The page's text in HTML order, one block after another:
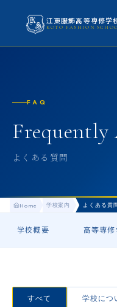
江東服飾高等専修学
KOTO FASHION
高等専修学校とは
地方学生の方へ
よくある質問
校外学習・特別授業
スクールライフ
年間行事
KOTO COLLECTION
進路
入学案内
募集要項
FAQ
Frequently
よくある質問
Home 学校案内 よくある質
学校概要 高等専
すべて 学校につ